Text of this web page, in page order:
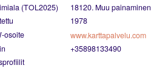
(TOL2025)
18120. Muu painaminen
1978
osoite
www.karttapalvelu.com
+35898133490